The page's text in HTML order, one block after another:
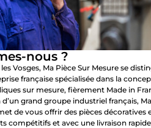
nous ?
Vosges, Ma Pièce Sur Mesure se
française spécialisée dans la
sur mesure, fièrement Made in
grand groupe industriel français,
de vous offrir des pièces décoratives
compétitifs et avec une livraison